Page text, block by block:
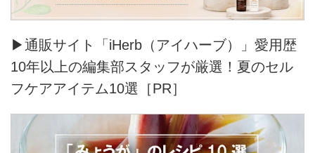
▶通販サイト「iHerb（アイハーブ）」愛用歴
10年以上の編集部スタッフが厳選！夏のセル
フケアアイテム10選［PR］